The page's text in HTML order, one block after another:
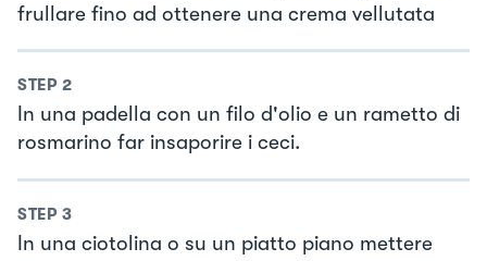
frullare fino ad ottenere una crema vellutata
STEP 2
In una padella con un filo d'olio e un rametto di
rosmarino far insaporire i ceci.
STEP 3
In una ciotolina o su un piatto piano mettere